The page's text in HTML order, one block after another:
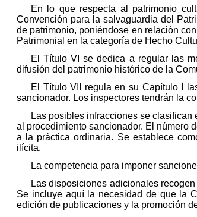
En lo que respecta al patrimonio
Convención para la salvaguardia del
de patrimonio, poniéndose en relación
Patrimonial en la categoría de Hecho
El Título VI se dedica a regular las
difusión del patrimonio histórico de la
El Título VII regula en su Capítulo I
sancionador. Los inspectores tendrán la
Las posibles infracciones se
al procedimiento sancionador. El número
a la práctica ordinaria. Se establece
ilícita.
La competencia para imponer
Las disposiciones adicionales
Se incluye aquí la necesidad de que la
edición de publicaciones y la promoción